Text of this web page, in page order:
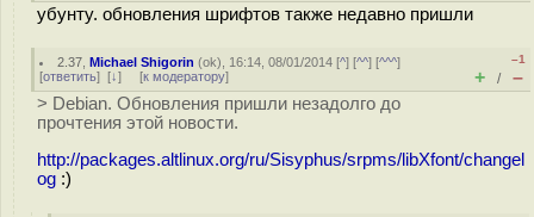
убунту. обновления шрифтов также недавно пришли
2.37 ,Michael Shigorin (ok), 16:14, 08/01/2014 [^] [^^] [^^^]
[ответить] [↓] [к модератору]
–1
+ / –
> Debian. Обновления пришли незадолго до
прочтения этой новости.
http://packages.altlinux.org/ru/Sisyphus/srpms/libXfont/changel
og :)